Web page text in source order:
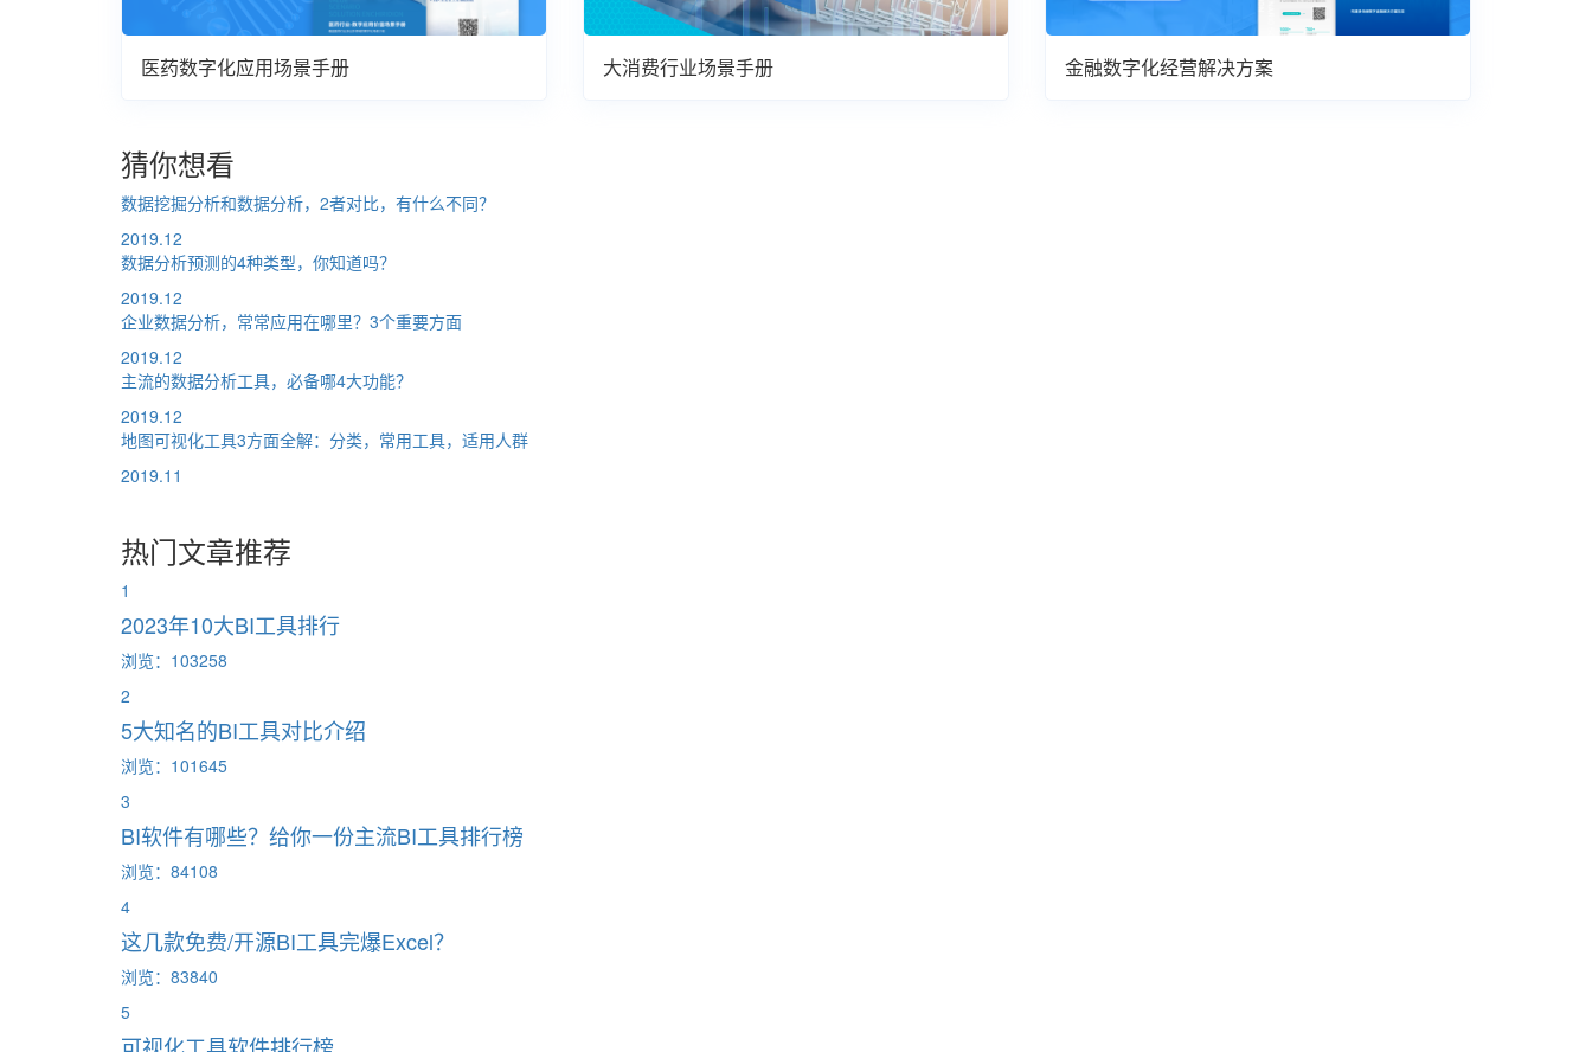
医药数字化应用场景手册 大消费行业场景手册 金融数字化经营解决方案
猜你想看
数据挖掘分析和数据分析，2者对比，有什么不同？
2019.12
数据分析预测的4种类型，你知道吗？
2019.12
企业数据分析，常常应用在哪里？3个重要方面
2019.12
主流的数据分析工具，必备哪4大功能？
2019.12
地图可视化工具3方面全解：分类，常用工具，适用人群
2019.11
热门文章推荐
1
2023年10大BI工具排行
浏览：103258
2
5大知名的BI工具对比介绍
浏览：101645
3
BI软件有哪些？给你一份主流BI工具排行榜
浏览：84108
4
这几款免费/开源BI工具完爆Excel？
浏览：83840
5
可视化工具软件排行榜